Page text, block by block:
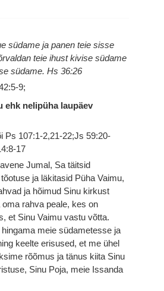
südame ja panen teie sisse
teie ihust kivise südame
südame. Hs 36:26
9;
ehk nelipüha laupäev
Ps 107:1-2,21-22;Js 59:20-
17
Jumal, Sa täitsid
ja läkitasid Püha Vaimu,
ja hõimud Sinu kirkust
oma rahva peale, kes on
et Sinu Vaimu vastu võtta.
meie südametesse ja
keelte erisused, et me ühel
rõõmus ja tänus kiita Sinu
Sinu Poja, meie Issanda